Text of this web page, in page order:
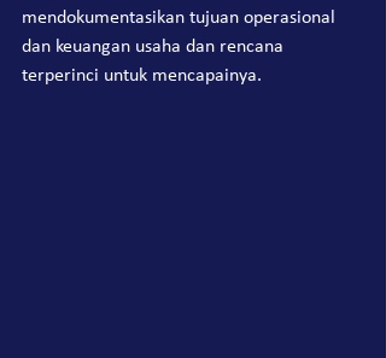
mendokumentasikan tujuan operasional
dan keuangan usaha dan rencana
terperinci untuk mencapainya.